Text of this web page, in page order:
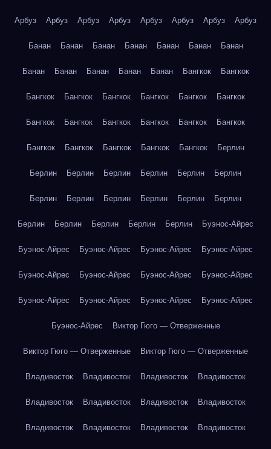
Арбуз Арбуз Арбуз Арбуз Арбуз Арбуз Арбуз Арбуз
Банан Банан Банан Банан Банан Банан Банан
Банан Банан Банан Банан Банан Бангкок Бангкок
Бангкок Бангкок Бангкок Бангкок Бангкок Бангкок
Бангкок Бангкок Бангкок Бангкок Бангкок Бангкок
Бангкок Бангкок Бангкок Бангкок Бангкок Берлин
Берлин Берлин Берлин Берлин Берлин Берлин
Берлин Берлин Берлин Берлин Берлин Берлин
Берлин Берлин Берлин Берлин Берлин Буэнос-Айрес
Буэнос-Айрес Буэнос-Айрес Буэнос-Айрес Буэнос-Айрес
Буэнос-Айрес Буэнос-Айрес Буэнос-Айрес Буэнос-Айрес
Буэнос-Айрес Буэнос-Айрес Буэнос-Айрес Буэнос-Айрес
Буэнос-Айрес Виктор Гюго — Отверженные
Виктор Гюго — Отверженные Виктор Гюго — Отверженные
Владивосток Владивосток Владивосток Владивосток
Владивосток Владивосток Владивосток Владивосток
Владивосток Владивосток Владивосток Владивосток